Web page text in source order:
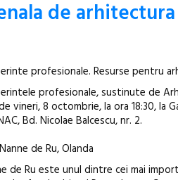
de arhitectura
profesionale. Resurse pentru
profesionale, sustinute de
vineri, 8 octombrie, la ora 18:30, la
Bd. Nicolae Balcescu, nr. 2.
de Ru, Olanda
de Ru este unul dintre cei mai